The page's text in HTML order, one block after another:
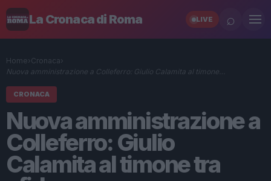
La Cronaca di Roma LIVE ⌕
Home› Cronaca›
Nuova amministrazione a Colleferro: Giulio Calamita al timone…
CRONACA
Nuova amministrazione a
Colleferro: Giulio
Calamita al timone tra